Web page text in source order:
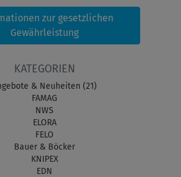
zur gesetzlichen
Gewährleistung
KATEGORIEN
& Neuheiten (21)
FAMAG
NWS
ELORA
FELO
Bauer & Böcker
KNIPEX
EDN